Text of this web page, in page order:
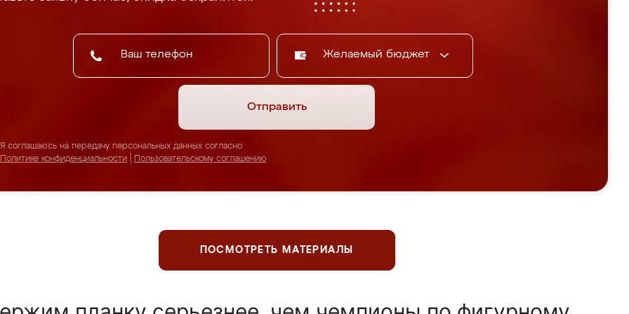
Желаемый бюджет
Отправить
Я соглашаюсь на передачу персональных данных согласно
Политике конфиденциальности
Пользовательскому соглашению
ПОСМОТРЕТЬ МАТЕРИАЛЫ